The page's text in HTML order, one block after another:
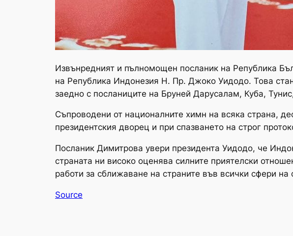
Извънредният и пълномощен посланик на Република
на Република Индонезия Н. Пр. Джоко Уидодо. Това
заедно с посланиците на Бруней Дарусалам, Куба,
Съпроводени от националните химн на всяка страна,
президентския дворец и при спазването на строг
Посланик Димитрова увери президента Уидодо, че
страната ни високо оценява силните приятелски
работи за сближаване на страните във всички сфери
Source